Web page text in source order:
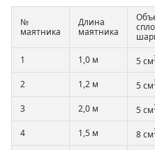
№
маятника
Длина
маятника
1
1,0 м 5 см
2 1,2 м 5 см
3 2,0 м 5 см
4 1,5 м 8 см